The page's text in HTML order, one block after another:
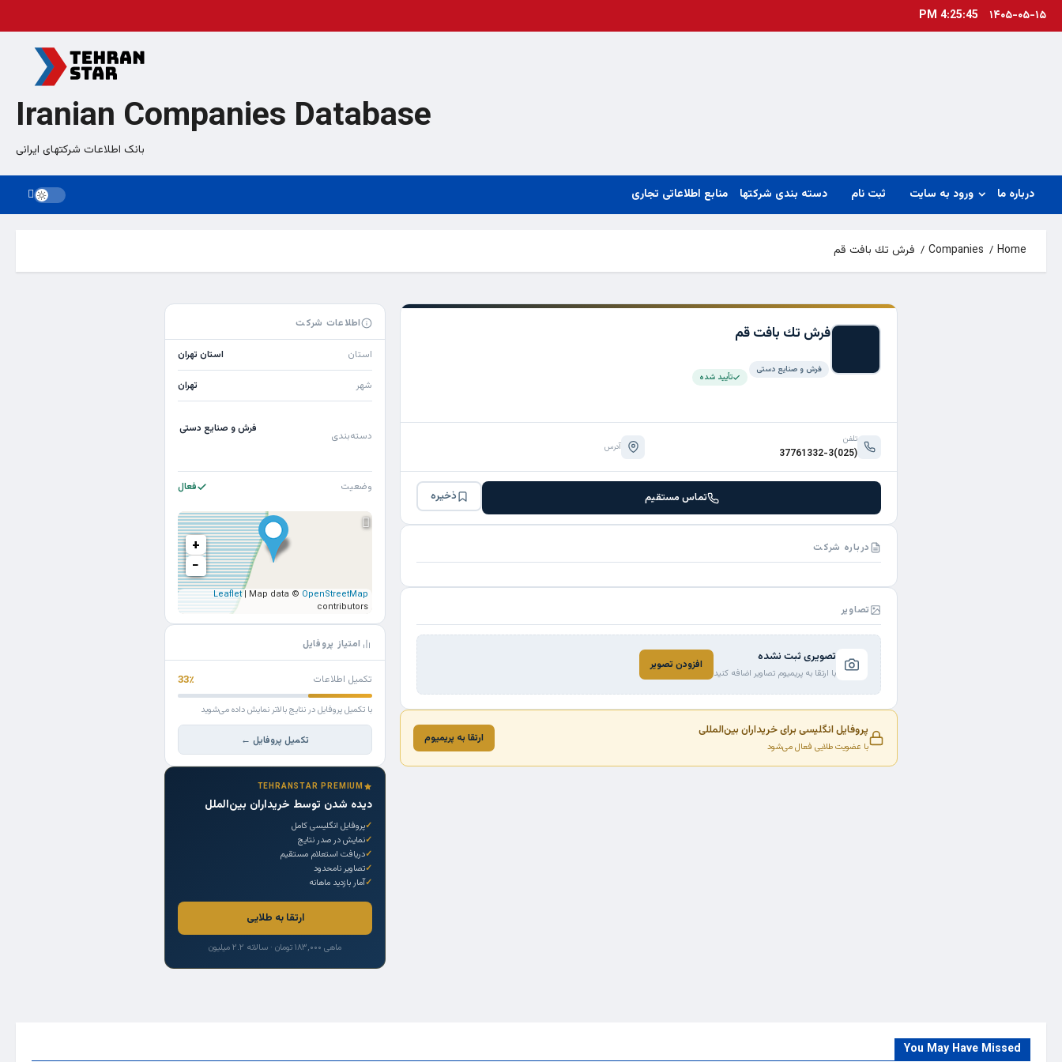
Skip۱۴۰۵-۰۵-۱۵ 4:25:45 PM
Iranian Companies Database
بانک اطلاعات شرکتهای ایرانی
درباره ما ورود به سایت ثبت نام دسته بندی شرکتها منابع اطلاعاتی تجاری
Home
Companies فرش تك بافت قم
فرش تك بافت قم
فرش و صنایع دستی
تأیید شده
تلفن
(025)37761332-3 آدرس
تماس مستقیم ذخیره
درباره شرکت
تصاویر
تصویری ثبت نشده
با ارتقا به پریمیوم تصاویر اضافه کنید
افزودن تصویر
پروفایل انگلیسی برای خریداران بین‌المللی
با عضویت طلایی فعال می‌شود
ارتقا به پریمیوم
اطلاعات شرکت
استان استان تهران
شهر تهران
دسته‌بندی
فرش و صنایع دستی
وضعیت فعال
+
−
Leaflet| Map data © OpenStreetMap
contributors
امتیاز پروفایل
تکمیل اطلاعات 33٪
با تکمیل پروفایل در نتایج بالاتر نمایش داده می‌شوید
تکمیل پروفایل ←
TEHRANSTAR PREMIUM
دیده شدن توسط خریداران بین‌الملل
پروفایل انگلیسی کامل
نمایش در صدر نتایج
دریافت استعلام مستقیم
تصاویر نامحدود
آمار بازدید ماهانه
ارتقا به طلایی
ماهی ۱۸۳,۰۰۰ تومان · سالانه ۲.۲ میلیون
You May Have Missed